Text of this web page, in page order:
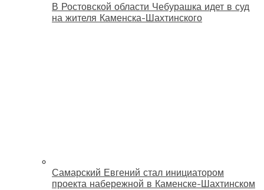
В Ростовской области Чебурашка идет в суд
на жителя Каменска-Шахтинского
Самарский Евгений стал инициатором
проекта набережной в Каменске-Шахтинском